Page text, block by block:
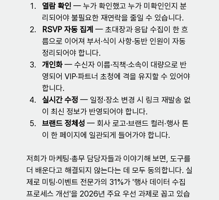
열람 확인 — 누가 확인했고 누가 미확인인지 분
리되어야 불필요한 재연락을 줄일 수 있습니다.
RSVP 자동 집계 — 초대장과 응답 수집이 한 흐
름으로 이어져 부서·식이 사항·동반 인원이 자동
정리되어야 합니다.
개인화 — 수신자 이름·직책·소속이 대량으로 반
영되어 VIP·파트너 초청에 격을 유지할 수 있어야
합니다.
실시간 수정 — 일정·장소 변경 시 링크 재발송 없
이 최신 정보가 반영되어야 합니다.
브랜드 정체성 — 회사 로고·브랜드 컬러·행사 톤
이 한 페이지에 일관되게 들어가야 합니다.
저희가 마케팅·총무 담당자들과 이야기해 보면, 도구를
더 배운다고 해결되지 않는다는 데 모두 동의합니다. 실
제로 미팅·이벤트 전문가의 31%가 '행사 데이터 수집
프로세스 개선'을 2026년 주요 우선 과제로 꼽고 있습